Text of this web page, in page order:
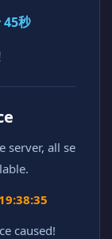
45秒
server, all se
caused!